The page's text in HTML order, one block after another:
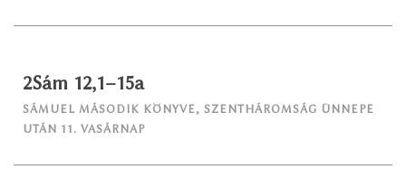
2Sám 12,1–15a
SÁMUEL MÁSODIK KÖNYVE, SZENTHÁROMSÁG ÜNNEPE
UTÁN 11. VASÁRNAP